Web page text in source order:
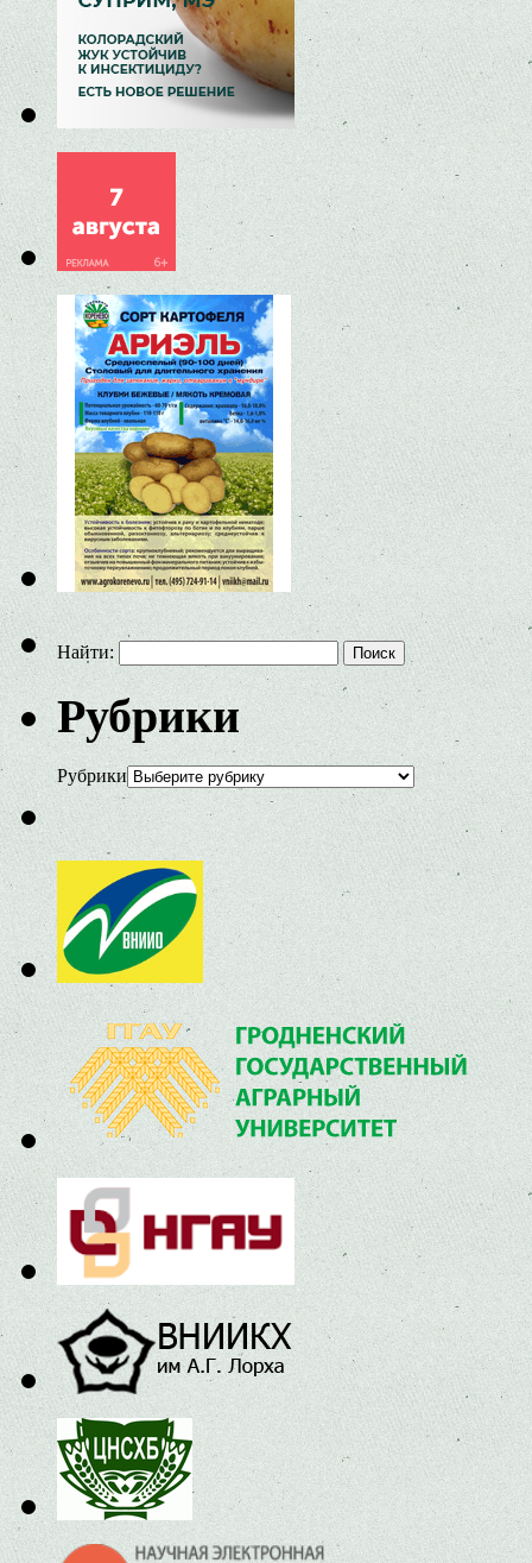
Найти:
Рубрики
Рубрики